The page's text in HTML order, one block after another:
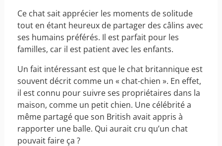
Ce chat sait apprécier les moments de solitude
tout en étant heureux de partager des câlins avec
ses humains préférés. Il est parfait pour les
familles, car il est patient avec les enfants.
Un fait intéressant est que le chat britannique est
souvent décrit comme un « chat-chien ». En effet,
il est connu pour suivre ses propriétaires dans la
maison, comme un petit chien. Une célébrité a
même partagé que son British avait appris à
rapporter une balle. Qui aurait cru qu’un chat
pouvait faire ça ?